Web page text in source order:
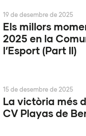
Els millors
2025 en la
l’Esport (Part II)
19 de desembre de 2025
La victòria més
CV Playas de
15 de desembre de 2025